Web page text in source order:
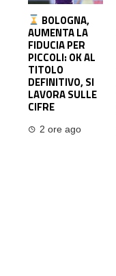
BOLOGNA,
AUMENTA LA
FIDUCIA PER
PICCOLI: OK AL
TITOLO
DEFINITIVO, SI
LAVORA SULLE
CIFRE
2 ore ago